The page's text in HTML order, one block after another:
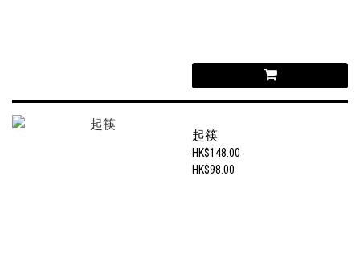
起筷
HK$148.00
HK$98.00